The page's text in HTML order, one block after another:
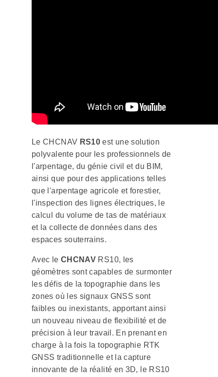
Le CHCNAV RS10 est une solution
polyvalente pour les professionnels de
l'arpentage, du génie civil et du BIM,
ainsi que pour des applications telles
que l'arpentage agricole et forestier,
l'inspection des lignes électriques, le
calcul du volume de tas de matériaux
et la collecte de données dans des
espaces souterrains.
Avec le CHCNAV RS10, les
géomètres sont capables de surmonter
les défis de la topographie dans les
zones où les signaux GNSS sont
faibles ou inexistants, apportant ainsi
un nouveau niveau de flexibilité et de
précision à leur travail. En prenant en
charge à la fois la topographie RTK
GNSS traditionnelle et la capture
innovante de la réalité en 3D, le RS10